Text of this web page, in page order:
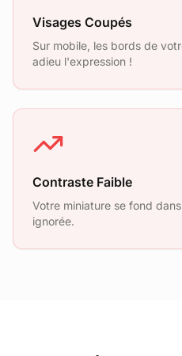
Visages Coupés
Sur mobile, les bords de
adieu l'expression !
Contraste Faible
Votre miniature se fond
ignorée.